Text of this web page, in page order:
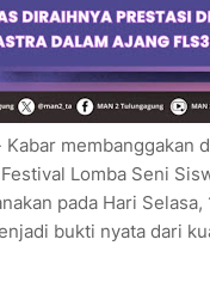
Lomba Seni
pada Hari
bukti nyata dari